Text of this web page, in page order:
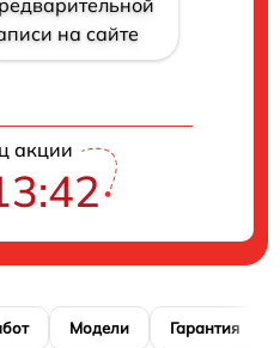
на сайте
акции
Модели Гарантия